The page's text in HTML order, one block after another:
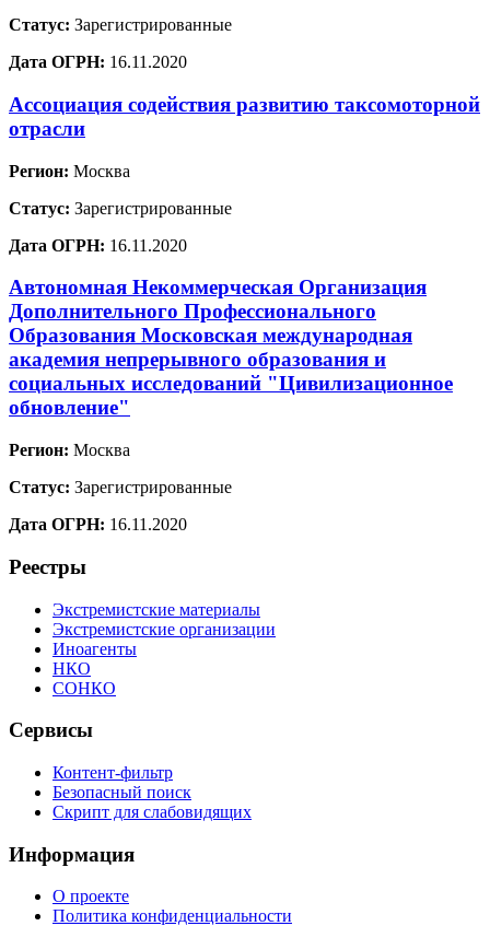
Статус: Зарегистрированные
Дата ОГРН: 16.11.2020
Ассоциация содействия развитию таксомоторной
отрасли
Регион: Москва
Статус: Зарегистрированные
Дата ОГРН: 16.11.2020
Автономная Некоммерческая Организация
Дополнительного Профессионального
Образования Московская международная
академия непрерывного образования и
социальных исследований "Цивилизационное
обновление"
Регион: Москва
Статус: Зарегистрированные
Дата ОГРН: 16.11.2020
Реестры
Экстремистские материалы
Экстремистские организации
Иноагенты
НКО
СОНКО
Сервисы
Контент-фильтр
Безопасный поиск
Скрипт для слабовидящих
Информация
О проекте
Политика конфиденциальности